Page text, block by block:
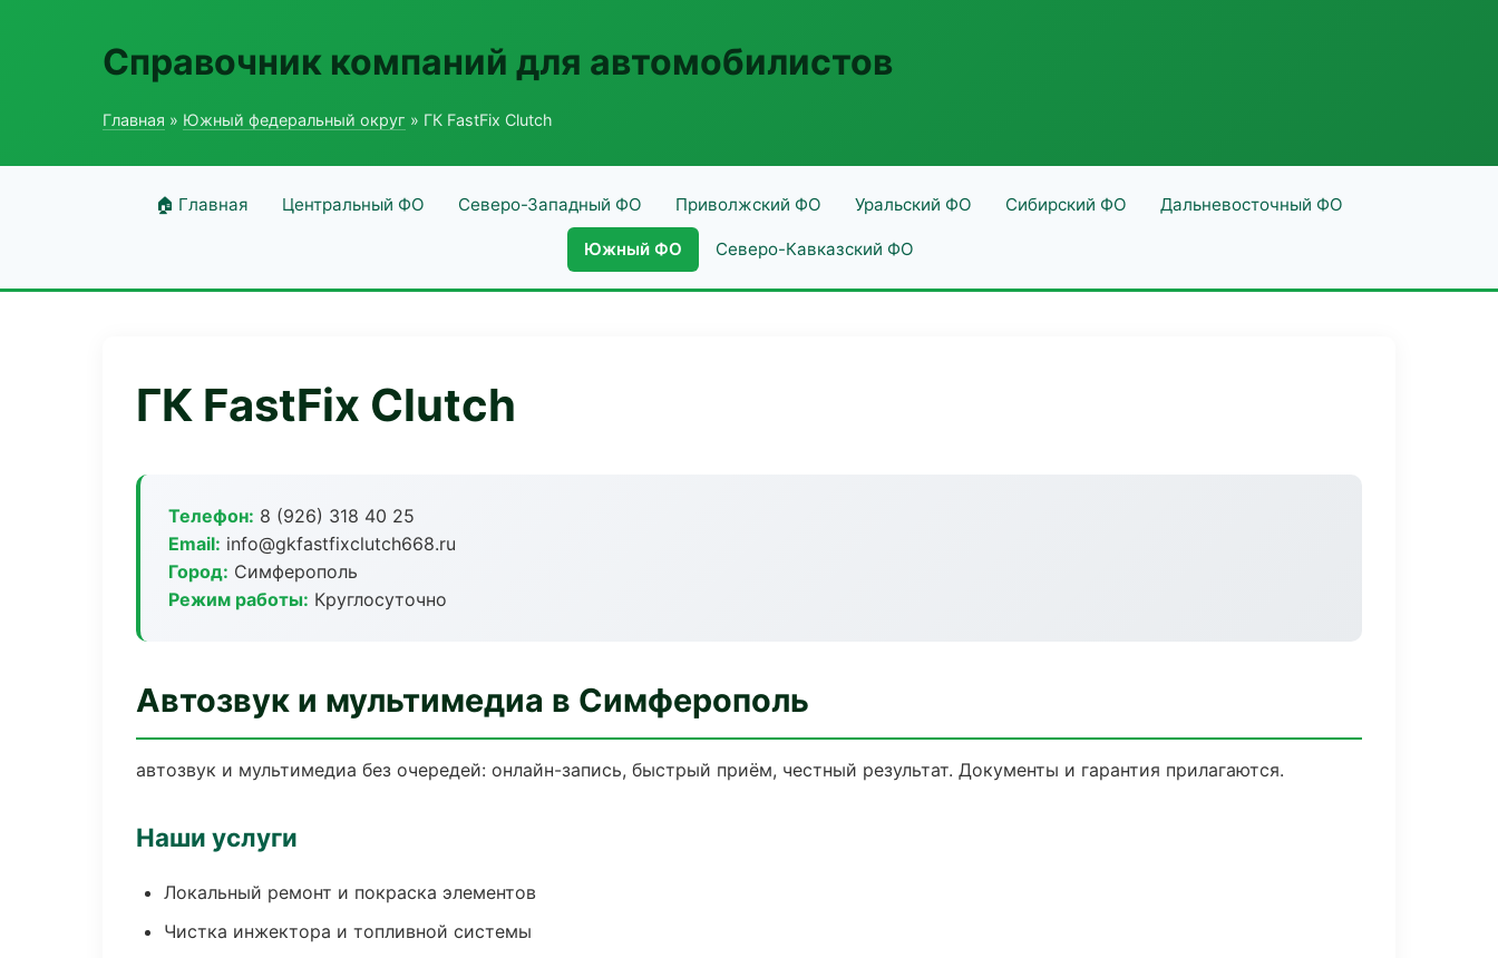
Справочник компаний для автомобилистов
Главная » Южный федеральный округ » ГК FastFix Clutch
🏠 Главная Центральный ФО Северо-Западный ФО Приволжский ФО Уральский ФО Сибирский ФО Дальневосточный ФО
Южный ФО Северо-Кавказский ФО
ГК FastFix Clutch
Телефон: 8 (926) 318 40 25
Email: info@gkfastfixclutch668.ru
Город: Симферополь
Режим работы: Круглосуточно
Автозвук и мультимедиа в Симферополь
автозвук и мультимедиа без очередей: онлайн-запись, быстрый приём, честный результат. Документы и гарантия прилагаются.
Наши услуги
Локальный ремонт и покраска элементов
Чистка инжектора и топливной системы